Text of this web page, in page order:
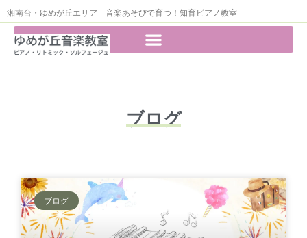
湘南台・ゆめが丘エリア 音楽あそびで育つ！知育ピアノ教室
ブログ
ブログ